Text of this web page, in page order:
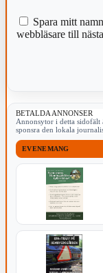
Spara mitt
webbläsare till
BETALDA ANNONSER
Annonsytor i detta sidofält
sponsra den lokala
EVENEMANG